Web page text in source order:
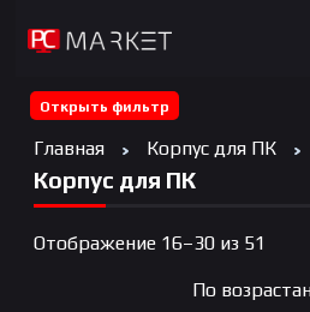
Открыть фильтр
Главная Корпус для ПК
Корпус для ПК
Отображение 16–30 из 51
По